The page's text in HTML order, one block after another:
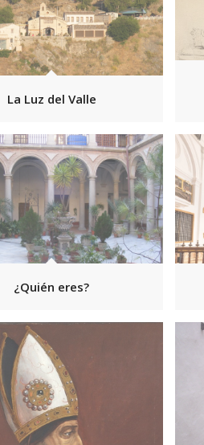
La Luz del Valle
¿Quién eres?